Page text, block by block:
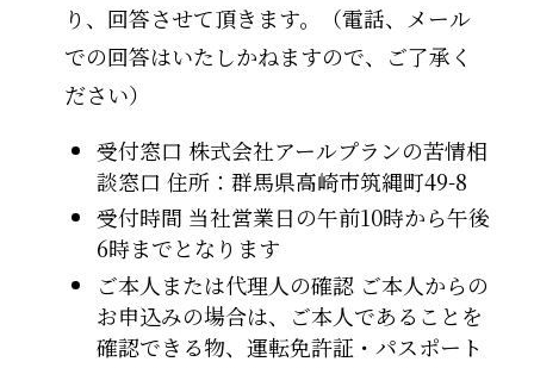
り、回答させて頂きます。（電話、メール
での回答はいたしかねますので、ご了承く
ださい）
受付窓口 株式会社アールプランの苦情相
談窓口 住所：群馬県高崎市筑縄町49-8
受付時間 当社営業日の午前10時から午後
6時までとなります
ご本人または代理人の確認 ご本人からの
お申込みの場合は、ご本人であることを
確認できる物、運転免許証・パスポート